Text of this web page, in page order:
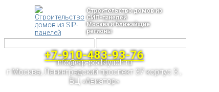
Строительство домов из
СИП-панелей
Москва и ближайщие
регионы
+7-910-483-93-76
info@sip-podklyuch.ru
г.Москва, Ленинградский проспект 37 корпус 3 ,
БЦ «Авиатор»